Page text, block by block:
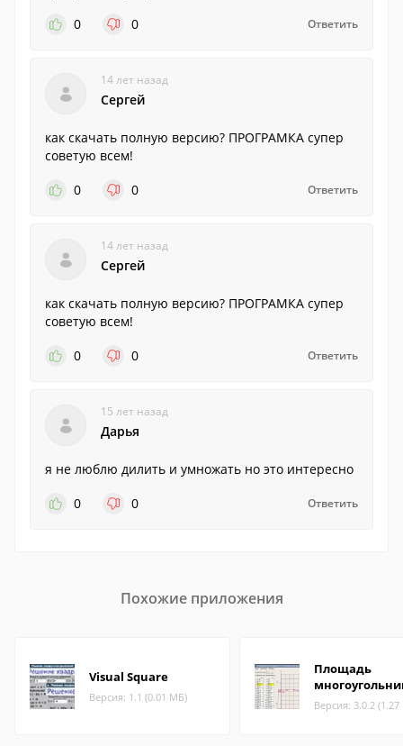
0
0 Ответить
14 лет назад
Cергей
как скачать полную версию? ПРОГРАМКА супер
советую всем!
0
0 Ответить
14 лет назад
Cергей
как скачать полную версию? ПРОГРАМКА супер
советую всем!
0
0 Ответить
15 лет назад
Дарья
я не люблю дилить и умножать но это интересно
0
0 Ответить
Похожие приложения
Visual Square
Версия: 1.1 (0.01 МБ)
Площадь
Версия: 3.0.2